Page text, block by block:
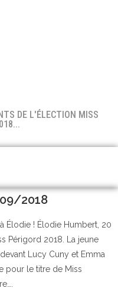
DE L'ÉLECTION MISS
2018
Élodie ! Élodie Humbert, 20
Périgord 2018. La jeune
Lucy Cuny et Emma
pour le titre de Miss